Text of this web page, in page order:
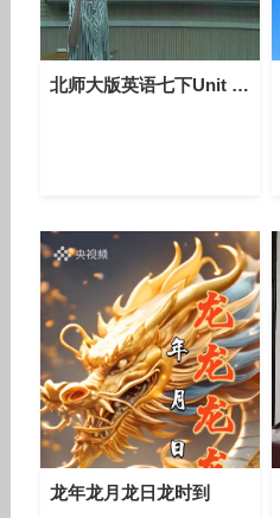
北师大版英语七下Unit 6 Lesson 17 Interseting Animals课堂教学视频实录-李玮
龙年龙月龙日龙时到